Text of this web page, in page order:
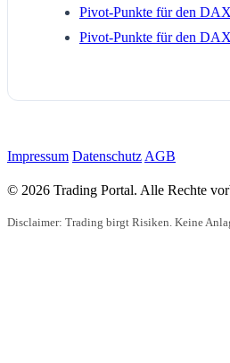
Pivot-Punkte für den
Pivot-Punkte für den
Impressum Datenschutz AGB
© 2026 Trading Portal. Alle Rechte
Disclaimer: Trading birgt Risiken. Keine